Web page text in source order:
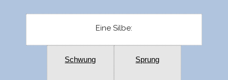
Eine Silbe:
Schwung Sprung